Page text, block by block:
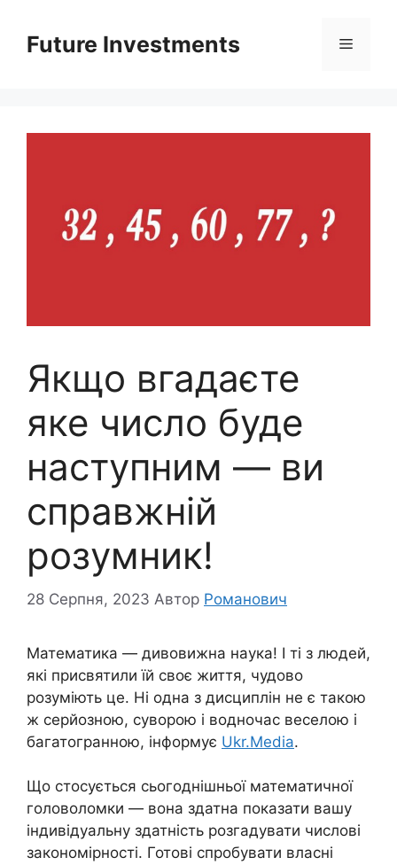
вмістуFuture Investments Меню
Якщо вгадаєте
яке число буде
наступним — ви
справжній
розумник!
28 Серпня, 2023 Автор Романович
Математика — дивовижна наука! І ті з людей,
які присвятили їй своє життя, чудово
розуміють це. Ні одна з дисциплін не є такою
ж серйозною, суворою і водночас веселою і
багатогранною, інформує Ukr.Media.
Що стосується сьогоднішньої математичної
головоломки — вона здатна показати вашу
індивідуальну здатність розгадувати числові
закономірності. Готові спробувати власні